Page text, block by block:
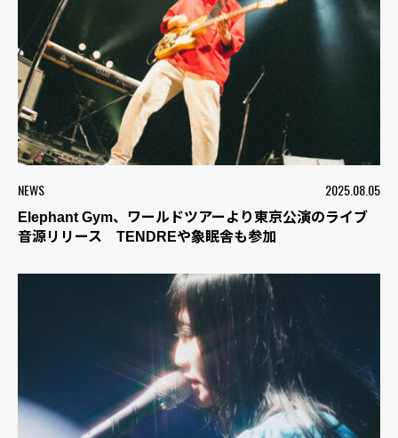
NEWS 2025.08.05
Elephant Gym、ワールドツアーより東京公演のライブ
音源リリース TENDREや象眠舎も参加